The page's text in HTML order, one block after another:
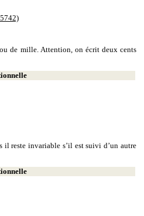
de mille. Attention, on écrit deux cents
reste invariable s’il est suivi d’un autre